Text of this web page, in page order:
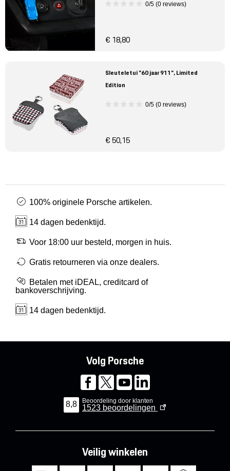
0/5 (0 reviews)
€ 18,80
Sleuteletui "60 jaar 911", Limited
Edition
0/5 (0 reviews)
€ 50,15
100% originele Porsche artikelen.
14 dagen bedenktijd.
Voor 18:00 uur besteld, morgen in huis.
Gratis retourneren via onze dealers.
Betalen met iDEAL, creditcard of
bankoverschrijving.
14 dagen bedenktijd.
Volg Porsche
8,8 Beoordeling door klanten
1523 beoordelingen
Veilig winkelen